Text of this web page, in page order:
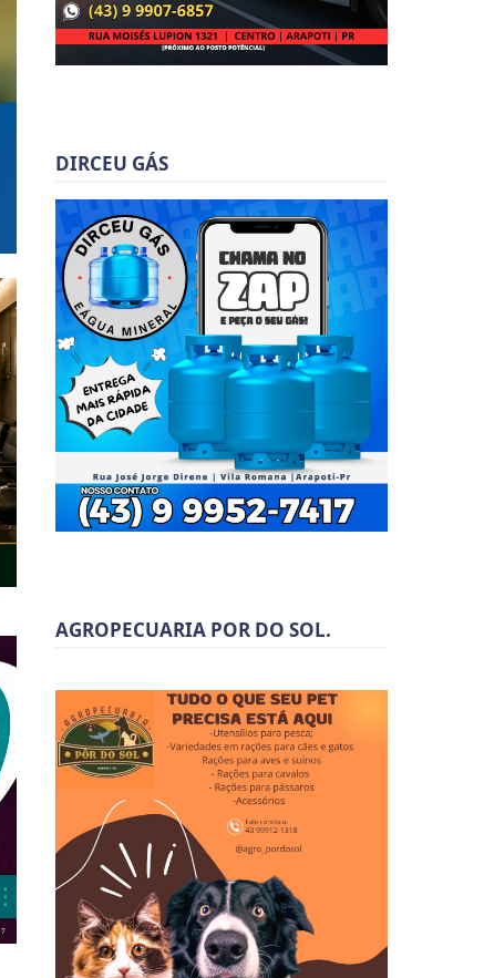
DIRCEU GÁS
AGROPECUARIA POR DO SOL.